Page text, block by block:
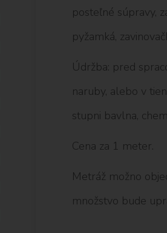
posteľné súpravy,
pyžamká,
Údržba: pred
naruby, alebo v
stupni bavlna,
Cena za 1 meter.
Metráž možno
množstvo bude